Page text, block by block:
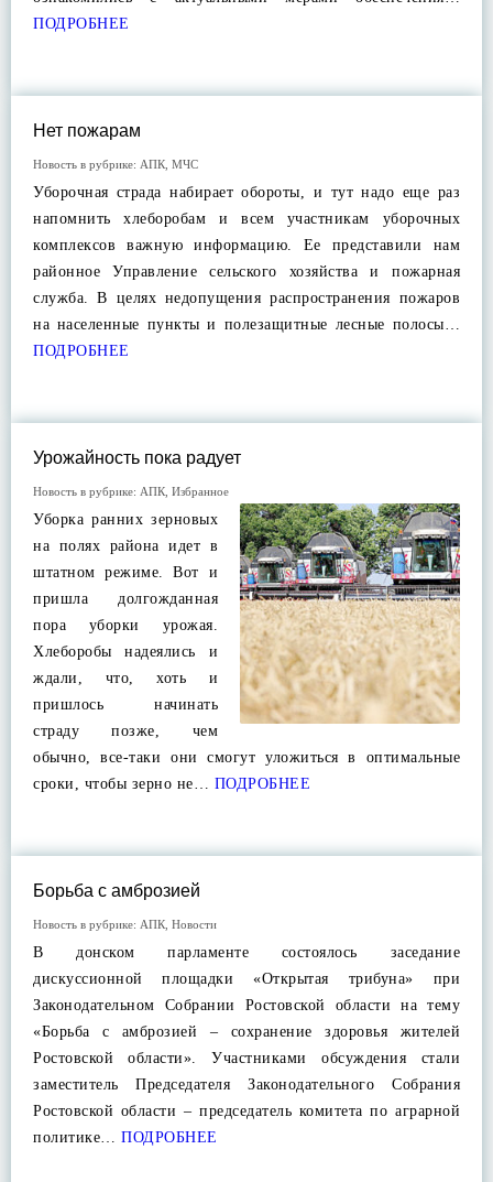
ПОДРОБНЕЕ
Нет пожарам
Новость в рубрике: АПК МЧС
Уборочная страда набирает обороты, и тут надо еще раз
напомнить хлеборобам и всем участникам уборочных
комплексов важную информацию. Ее представили нам
районное Управление сельского хозяйства и пожарная
служба. В целях недопущения распространения пожаров
на населенные пункты и полезащитные лесные полосы…
ПОДРОБНЕЕ
Урожайность пока радует
Новость в рубрике: АПК Избранное
Уборка ранних зерновых
на полях района идет в
штатном режиме. Вот и
пришла долгожданная
пора уборки урожая.
Хлеборобы надеялись и
ждали, что, хоть и
пришлось начинать
страду позже, чем
обычно, все-таки они смогут уложиться в оптимальные
сроки, чтобы зерно не… ПОДРОБНЕЕ
Борьба с амброзией
Новость в рубрике: АПК Новости
В донском парламенте состоялось заседание
дискуссионной площадки «Открытая трибуна» при
Законодательном Собрании Ростовской области на тему
«Борьба с амброзией – сохранение здоровья жителей
Ростовской области». Участниками обсуждения стали
заместитель Председателя Законодательного Собрания
Ростовской области – председатель комитета по аграрной
политике… ПОДРОБНЕЕ